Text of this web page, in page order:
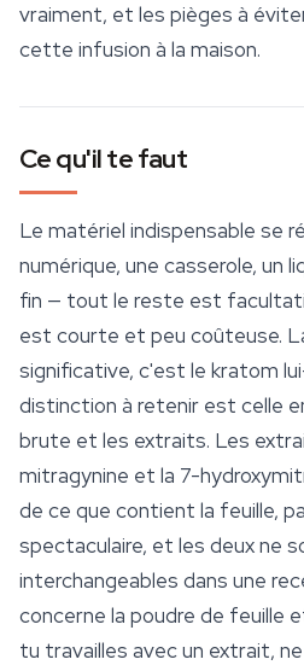
vraiment, et les pièges à
cette infusion à la maison.
Ce qu'il te faut
Le matériel indispensable se
numérique, une casserole, un
fin — tout le reste est
est courte et peu coûteuse.
significative, c'est le kratom
distinction à retenir est celle
brute et les extraits. Les
mitragynine et la 7-
de ce que contient la feuille,
spectaculaire, et les deux ne
interchangeables dans une
concerne la poudre de feuille
tu travailles avec un extrait,